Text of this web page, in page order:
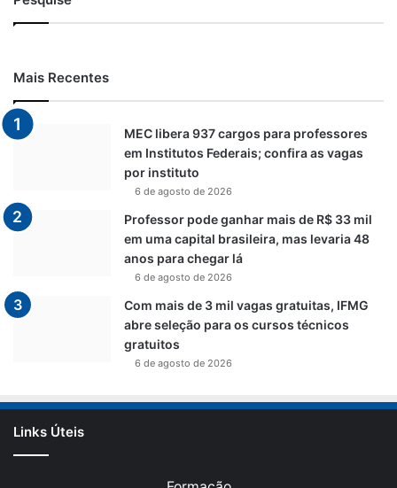
Mais Recentes
MEC libera 937 cargos para professores
em Institutos Federais; confira as vagas
por instituto
6 de agosto de 2026
Professor pode ganhar mais de R$ 33 mil
em uma capital brasileira, mas levaria 48
anos para chegar lá
6 de agosto de 2026
Com mais de 3 mil vagas gratuitas, IFMG
abre seleção para os cursos técnicos
gratuitos
6 de agosto de 2026
Links Úteis